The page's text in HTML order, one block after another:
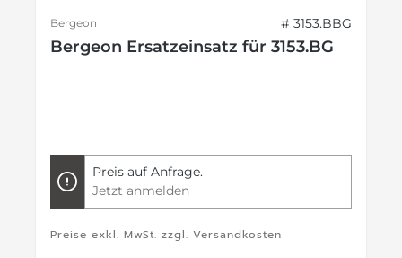
Bergeon # 3153.BBG
Bergeon Ersatzeinsatz für 3153.BG
Preis auf Anfrage.
Jetzt anmelden
Preise exkl. MwSt. zzgl. Versandkosten